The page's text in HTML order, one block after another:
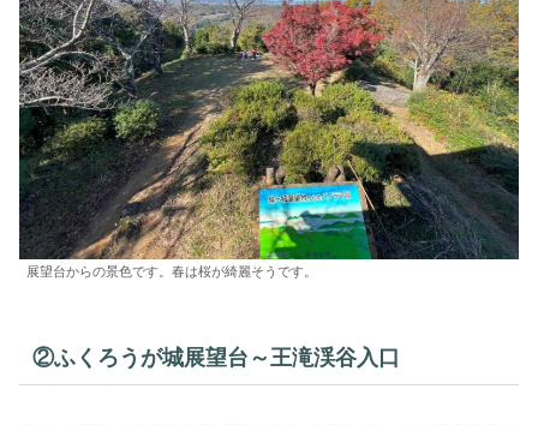
展望台からの景色です。春は桜が綺麗そうです。
②ふくろうが城展望台～王滝渓谷入口